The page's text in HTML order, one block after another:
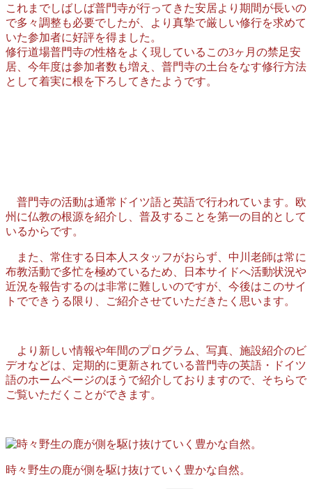
これまでしばしば普門寺が行ってきた安居より期間が長いの
で多々調整も必要でしたが、より真摯で厳しい修行を求めて
いた参加者に好評を得ました。
修行道場普門寺の性格をよく現しているこの3ヶ月の禁足安
居、今年度は参加者数も増え、普門寺の土台をなす修行方法
として着実に根を下ろしてきたようです。
普門寺の活動は通常ドイツ語と英語で行われています。欧
州に仏教の根源を紹介し、普及することを第一の目的として
いるからです。
また、常住する日本人スタッフがおらず、中川老師は常に
布教活動で多忙を極めているため、日本サイドへ活動状況や
近況を報告するのは非常に難しいのですが、今後はこのサイ
トでできうる限り、ご紹介させていただきたく思います。
より新しい情報や年間のプログラム、写真、施設紹介のビ
デオなどは、定期的に更新されている普門寺の英語・ドイツ
語のホームページのほうで紹介しておりますので、そちらで
ご覧いただくことができます。
時々野生の鹿が側を駆け抜けていく豊かな自然。